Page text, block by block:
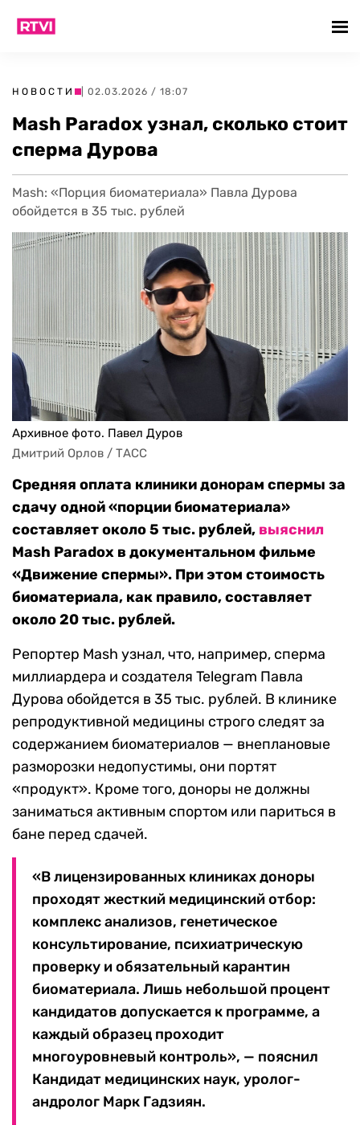
НОВОСТИ | 02.03.2026 / 18:07
Mash Paradox узнал, сколько стоит
сперма Дурова
Mash: «Порция биоматериала» Павла Дурова
обойдется в 35 тыс. рублей
Архивное фото. Павел Дуров
Дмитрий Орлов / ТАСС
Средняя оплата клиники донорам спермы за
сдачу одной «порции биоматериала»
составляет около 5 тыс. рублей, выяснил
Mash Paradox в документальном фильме
«Движение спермы». При этом стоимость
биоматериала, как правило, составляет
около 20 тыс. рублей.
Репортер Mash узнал, что, например, сперма
миллиардера и создателя Telegram Павла
Дурова обойдется в 35 тыс. рублей. В клинике
репродуктивной медицины строго следят за
содержанием биоматериалов — внеплановые
разморозки недопустимы, они портят
«продукт». Кроме того, доноры не должны
заниматься активным спортом или париться в
бане перед сдачей.
«В лицензированных клиниках доноры
проходят жесткий медицинский отбор:
комплекс анализов, генетическое
консультирование, психиатрическую
проверку и обязательный карантин
биоматериала. Лишь небольшой процент
кандидатов допускается к программе, а
каждый образец проходит
многоуровневый контроль», — пояснил
Кандидат медицинских наук, уролог-
андролог Марк Гадзиян.